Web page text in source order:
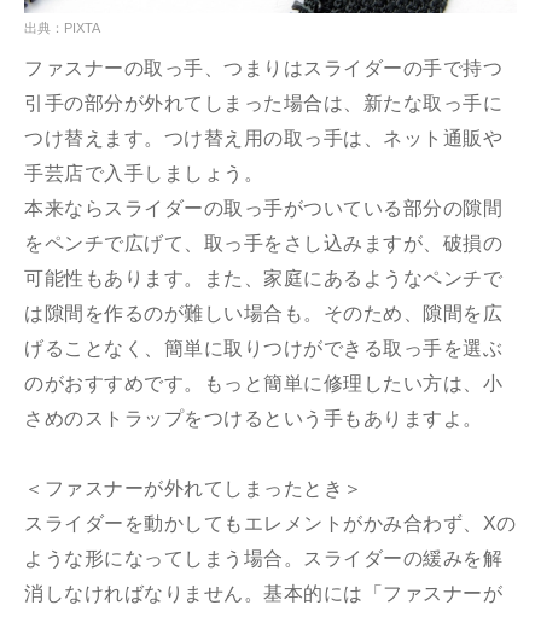
出典：PIXTA
ファスナーの取っ手、つまりはスライダーの手で持つ
引手の部分が外れてしまった場合は、新たな取っ手に
つけ替えます。つけ替え用の取っ手は、ネット通販や
手芸店で入手しましょう。
本来ならスライダーの取っ手がついている部分の隙間
をペンチで広げて、取っ手をさし込みますが、破損の
可能性もあります。また、家庭にあるようなペンチで
は隙間を作るのが難しい場合も。そのため、隙間を広
げることなく、簡単に取りつけができる取っ手を選ぶ
のがおすすめです。もっと簡単に修理したい方は、小
さめのストラップをつけるという手もありますよ。
＜ファスナーが外れてしまったとき＞
スライダーを動かしてもエレメントがかみ合わず、Xの
ような形になってしまう場合。スライダーの緩みを解
消しなければなりません。基本的には「ファスナーが